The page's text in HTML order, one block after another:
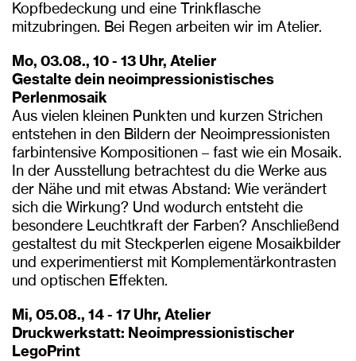
Kopfbedeckung und eine Trinkflasche
mitzubringen. Bei Regen arbeiten wir im Atelier.
Mo, 03.08., 10 - 13 Uhr, Atelier
Gestalte dein neoimpressionistisches
Perlenmosaik
Aus vielen kleinen Punkten und kurzen Strichen
entstehen in den Bildern der Neoimpressionisten
farbintensive Kompositionen – fast wie ein Mosaik.
In der Ausstellung betrachtest du die Werke aus
der Nähe und mit etwas Abstand: Wie verändert
sich die Wirkung? Und wodurch entsteht die
besondere Leuchtkraft der Farben? Anschließend
gestaltest du mit Steckperlen eigene Mosaikbilder
und experimentierst mit Komplementärkontrasten
und optischen Effekten.
Mi, 05.08., 14 - 17 Uhr, Atelier
Druckwerkstatt: Neoimpressionistischer
LegoPrint